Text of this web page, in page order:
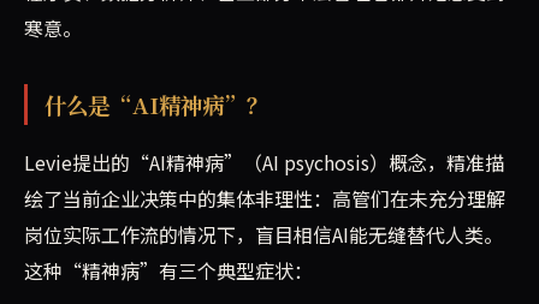
寒意。
什么是“AI精神病”？
Levie提出的“AI精神病”（AI psychosis）概念，精准描
绘了当前企业决策中的集体非理性：高管们在未充分理解
岗位实际工作流的情况下，盲目相信AI能无缝替代人类。
这种“精神病”有三个典型症状：